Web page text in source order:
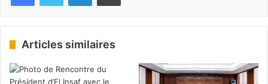
Articles similaires